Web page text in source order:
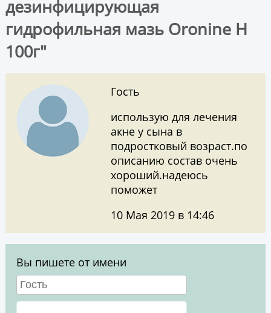
дезинфицирующая
гидрофильная мазь Oronine H
100г"
Гость
использую для лечения
акне у сына в
подростковый возраст.по
описанию состав очень
хороший.надеюсь
поможет
10 Мая 2019 в 14:46
Вы пишете от имени